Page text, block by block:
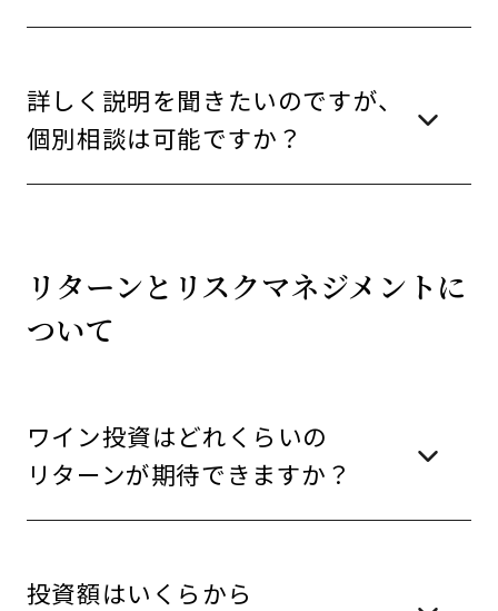
詳しく説明を聞きたいのですが、
個別相談は可能ですか？
リターンとリスクマネジメントに
ついて
ワイン投資はどれくらいの
リターンが期待できますか？
投資額はいくらから